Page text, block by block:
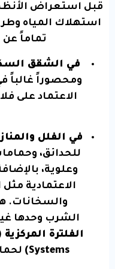
قبل استعراض
استهلاك المياه
تماماً عن
في الشقق
ومحصوراً غالباً
في الفلل
للحدائق،
وعلوية،
الاعتمادية
والسخانات.
الشرب وحدها
Systems)